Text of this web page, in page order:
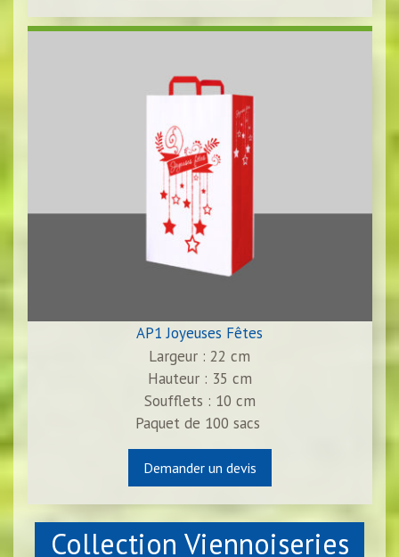
AP1 Joyeuses Fêtes
Largeur : 22 cm
Hauteur : 35 cm
Soufflets : 10 cm
Paquet de 100 sacs
Demander un devis
Collection Viennoiseries